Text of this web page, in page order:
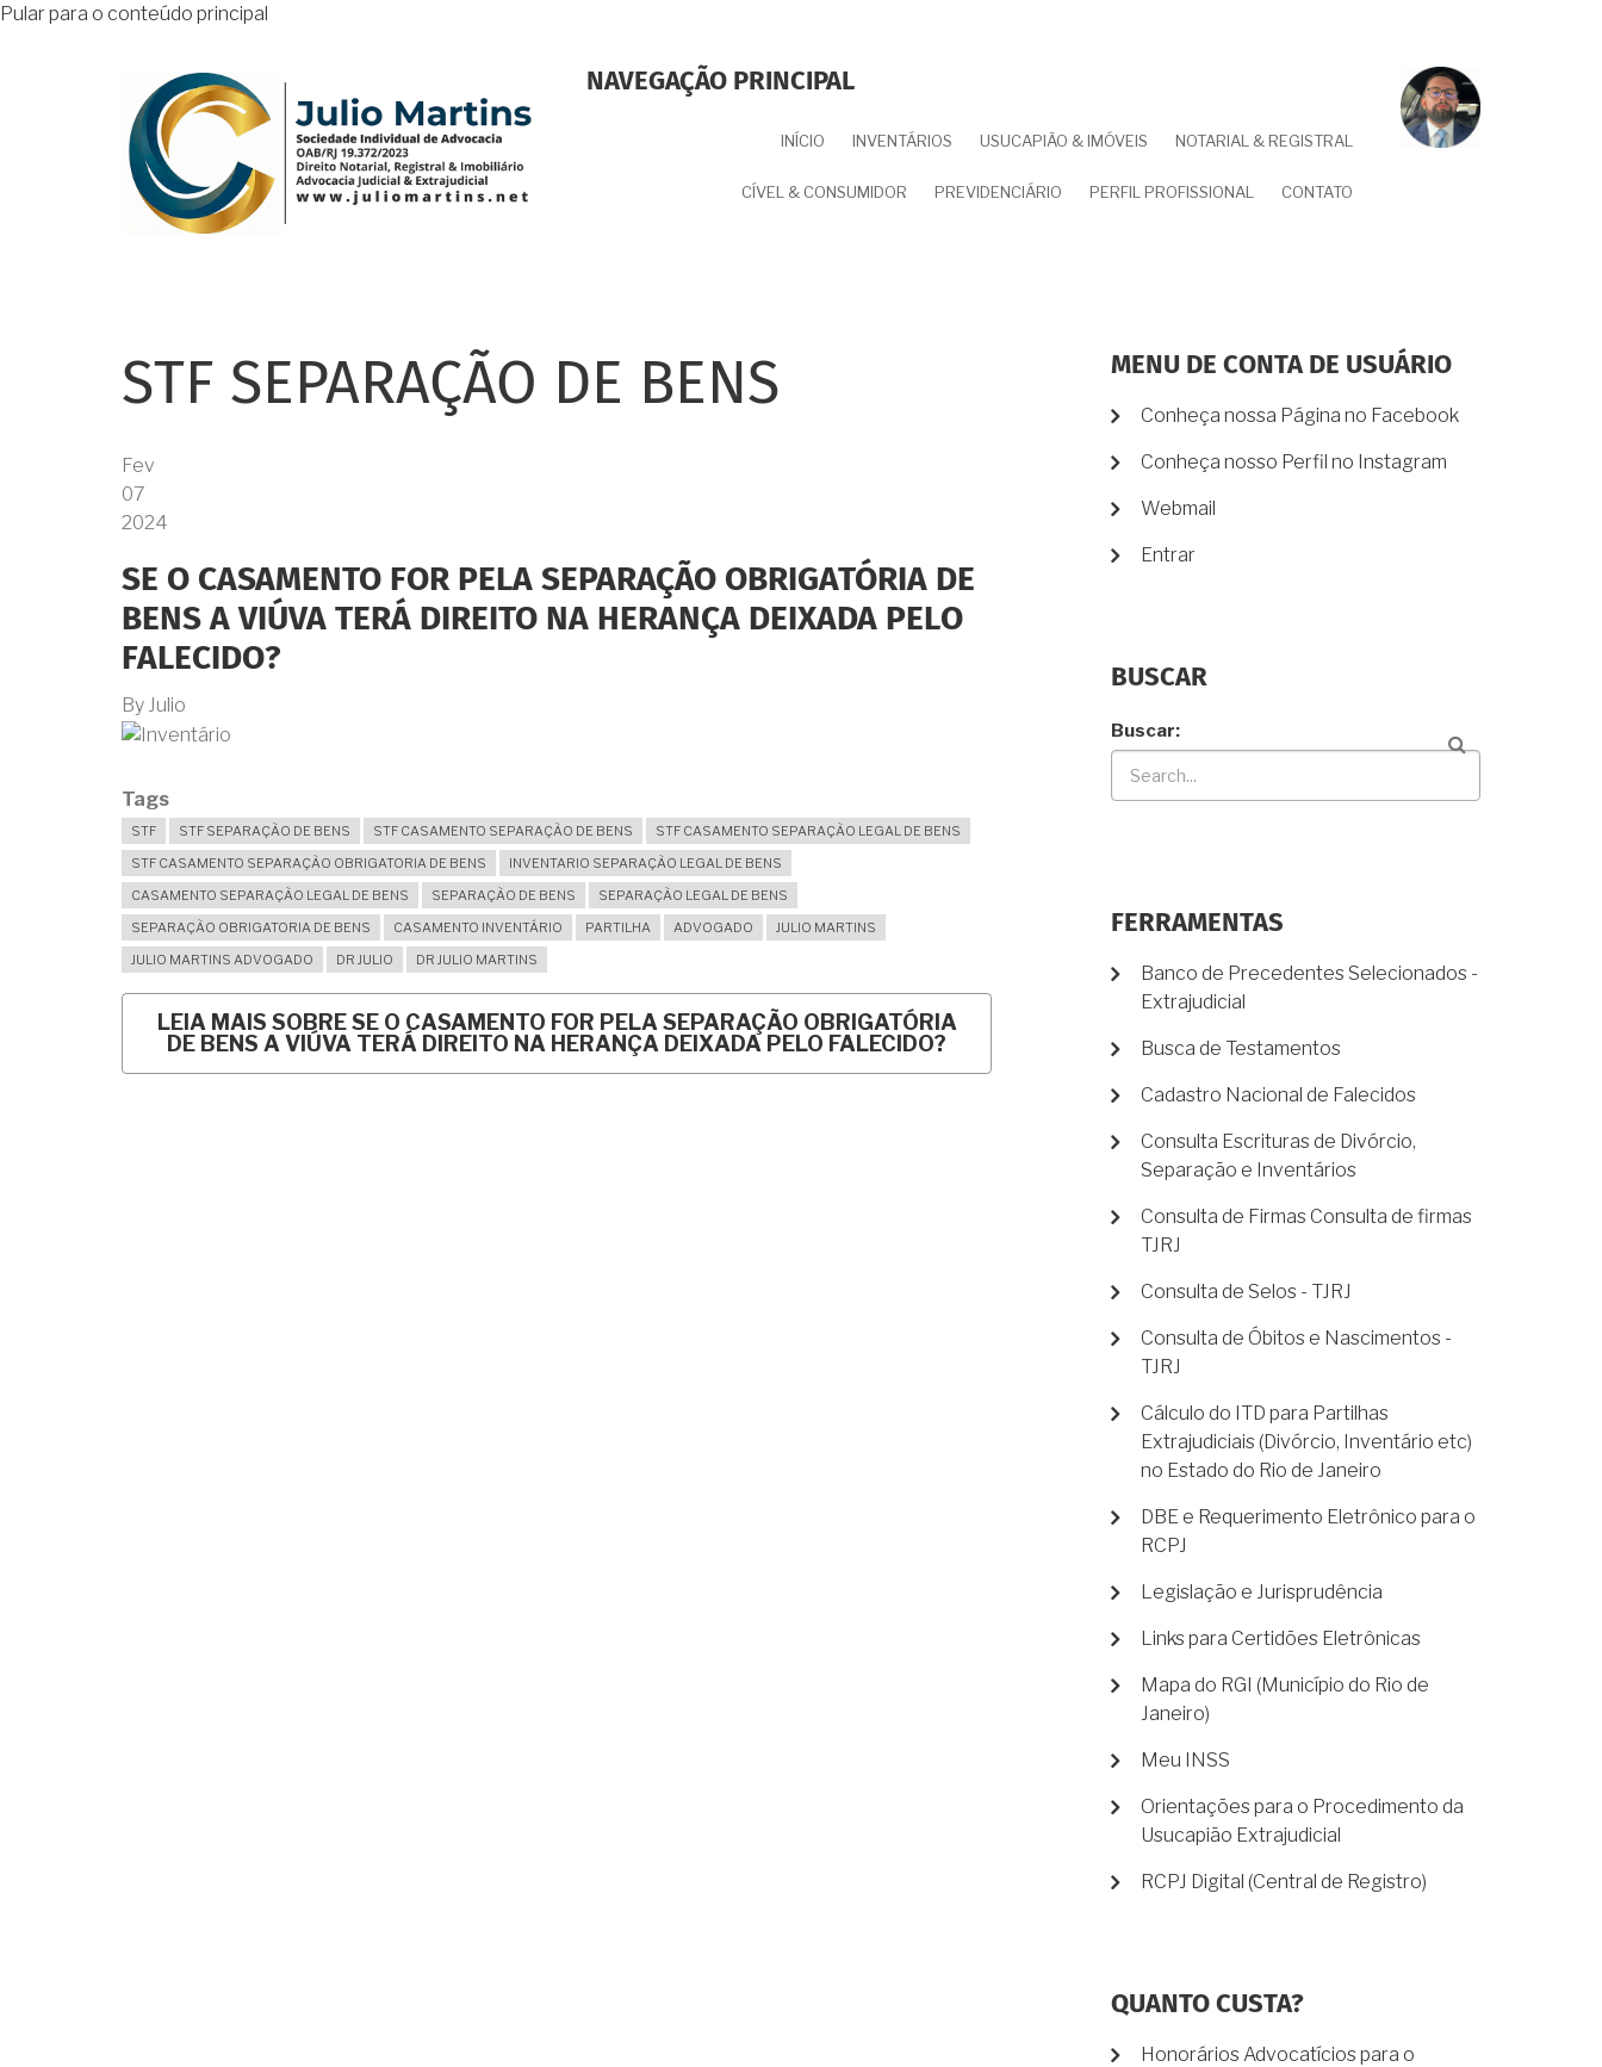
Pular para o conteúdo principal
NAVEGAÇÃO PRINCIPAL
INÍCIO INVENTÁRIOS USUCAPIÃO & IMÓVEIS NOTARIAL & REGISTRAL
CÍVEL & CONSUMIDOR PREVIDENCIÁRIO PERFIL PROFISSIONAL CONTATO
STF SEPARAÇÃO DE BENS
Fev
07
2024
SE O CASAMENTO FOR PELA SEPARAÇÃO OBRIGATÓRIA DE
BENS A VIÚVA TERÁ DIREITO NA HERANÇA DEIXADA PELO
FALECIDO?
By Julio
Tags
STF STF SEPARAÇÃO DE BENS STF CASAMENTO SEPARAÇÃO DE BENS
STF CASAMENTO SEPARAÇÃO LEGAL DE BENS
STF CASAMENTO SEPARAÇÃO OBRIGATORIA DE BENS
INVENTARIO SEPARAÇÃO LEGAL DE BENS
CASAMENTO SEPARAÇÃO LEGAL DE BENS
SEPARAÇÃO DE BENS
SEPARAÇÃO LEGAL DE BENS
SEPARAÇÃO OBRIGATORIA DE BENS
CASAMENTO INVENTÁRIO PARTILHA ADVOGADO
JULIO MARTINS
JULIO MARTINS ADVOGADO
DR JULIO DR JULIO MARTINS
LEIA MAIS SOBRE SE O CASAMENTO FOR PELA SEPARAÇÃO OBRIGATÓRIA
DE BENS A VIÚVA TERÁ DIREITO NA HERANÇA DEIXADA PELO FALECIDO?
MENU DE CONTA DE USUÁRIO
Conheça nossa Página no Facebook
Conheça nosso Perfil no Instagram
Webmail
Entrar
BUSCAR
Buscar
FERRAMENTAS
Banco de Precedentes Selecionados -
Extrajudicial
Busca de Testamentos
Cadastro Nacional de Falecidos
Consulta Escrituras de Divórcio,
Separação e Inventários
Consulta de Firmas Consulta de firmas
TJRJ
Consulta de Selos - TJRJ
Consulta de Óbitos e Nascimentos -
TJRJ
Cálculo do ITD para Partilhas
Extrajudiciais (Divórcio, Inventário etc)
no Estado do Rio de Janeiro
DBE e Requerimento Eletrônico para o
RCPJ
Legislação e Jurisprudência
Links para Certidões Eletrônicas
Mapa do RGI (Município do Rio de
Janeiro)
Meu INSS
Orientações para o Procedimento da
Usucapião Extrajudicial
RCPJ Digital (Central de Registro)
QUANTO CUSTA?
Honorários Advocatícios para o